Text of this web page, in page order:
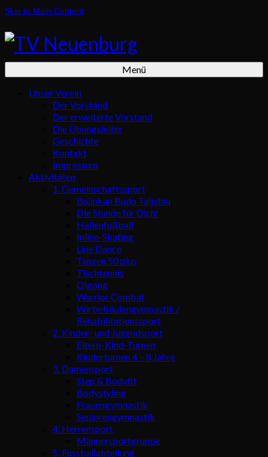
Skip to Main Content
Menü
Unser Verein
Der Vorstand
Der erweiterte Vorstand
Die Übungsleiter
Geschichte
Kontakt
Impressum
Aktivitäten
1. Gemeinschaftssport
Bujinkan Budo Taijutsu
Die Stunde für Dich!
Hallenfußball
Inline-Skating
Line Dance
Tanzen 50 plus
Tischtennis
Qigong
Warrior Combat
Wirbelsäulengymnastik /
Rehabilitationssport
2. Kinder- und Jugendsport
Eltern-Kind-Turnen
Kinderturnen 4 – 8 Jahre
3. Damensport
Step & Bodyfit
Bodystyling
Frauengymnastik
Seniorengymnastik
4. Herrensport
Männersportgruppe
5. Fussballabteilung